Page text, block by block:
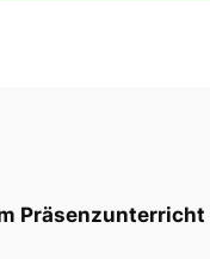
Präsenzunterricht